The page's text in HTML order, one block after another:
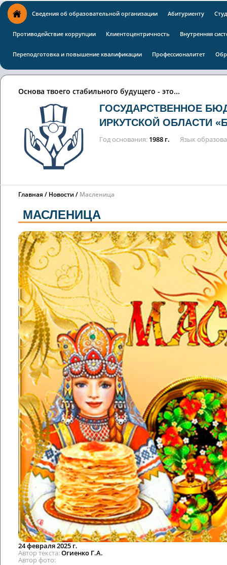
Сведения об образовательной организации Абитуриенту
Противодействие коррупции Клиентоцентричность Внутренняя
Переподготовка и повышение квалификации Профессионалитет
Основа твоего стабильного будущего - это...
ГОСУДАРСТВЕННОЕ
ИРКУТСКОЙ ОБЛАСТИ
Год основания 1988 г. Язык
Главная Новости Масленица
МАСЛЕНИЦА
24 февраля 2025 г.
Автор текста Огиенко Г.А.
Автор фото